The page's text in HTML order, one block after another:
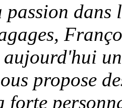
dans
aujourd'hui
propose
forte